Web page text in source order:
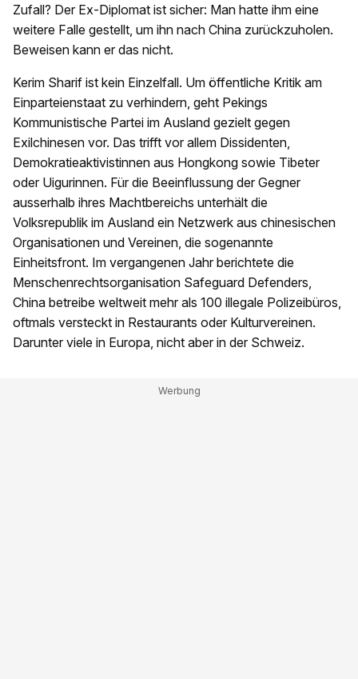
Zufall? Der Ex-Diplomat ist sicher: Man hatte ihm eine
weitere Falle gestellt, um ihn nach China zurückzuholen.
Beweisen kann er das nicht.
Kerim Sharif ist kein Einzelfall. Um öffentliche Kritik am
Einparteienstaat zu verhindern, geht Pekings
Kommunistische Partei im Ausland gezielt gegen
Exilchinesen vor. Das trifft vor allem Dissidenten,
Demokratieaktivistinnen aus Hongkong sowie Tibeter
oder Uigurinnen. Für die Beeinflussung der Gegner
ausserhalb ihres Machtbereichs unterhält die
Volksrepublik im Ausland ein Netzwerk aus chinesischen
Organisationen und Vereinen, die sogenannte
Einheitsfront. Im vergangenen Jahr berichtete die
Menschenrechtsorganisation Safeguard Defenders,
China betreibe weltweit mehr als 100 illegale Polizeibüros,
oftmals versteckt in Restaurants oder Kulturvereinen.
Darunter viele in Europa, nicht aber in der Schweiz.